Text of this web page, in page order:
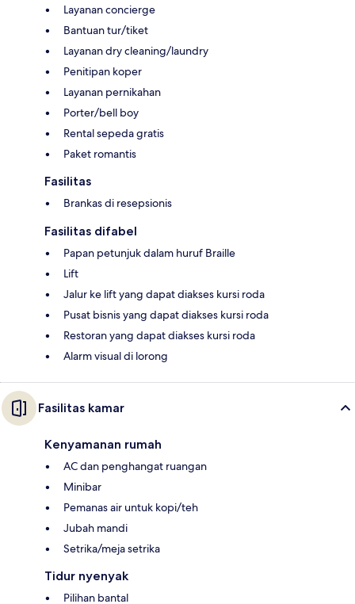
Layanan concierge
Bantuan tur/tiket
Layanan dry cleaning/laundry
Penitipan koper
Layanan pernikahan
Porter/bell boy
Rental sepeda gratis
Paket romantis
Fasilitas
Brankas di resepsionis
Fasilitas difabel
Papan petunjuk dalam huruf Braille
Lift
Jalur ke lift yang dapat diakses kursi roda
Pusat bisnis yang dapat diakses kursi roda
Restoran yang dapat diakses kursi roda
Alarm visual di lorong
Fasilitas kamar
Kenyamanan rumah
AC dan penghangat ruangan
Minibar
Pemanas air untuk kopi/teh
Jubah mandi
Setrika/meja setrika
Tidur nyenyak
Pilihan bantal